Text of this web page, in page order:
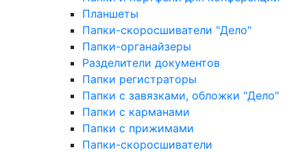
Планшеты
Папки-скоросшиватели "Дело"
Папки-органайзеры
Разделители документов
Папки регистраторы
Папки с завязками, обложки "Дело"
Папки с карманами
Папки с прижимами
Папки-скоросшиватели